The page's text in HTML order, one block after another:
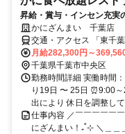
昇給・賞与・インセン充実
かにざんまい 千葉店
交通・アクセス 「東千
月給282,300円～
千葉県千葉市中央区
勤務時間詳細 実働時間
り19日 〜 25日 ⏰9:00
出により 休日を調整し
仕事内容 ／￣￣￣￣￣
にざんまい！₊˚⊹ ＼＿